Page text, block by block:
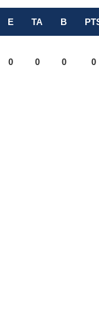
E TA B
0 0 0 0